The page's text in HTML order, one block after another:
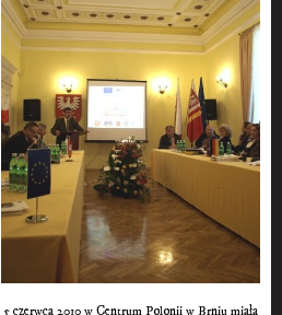
5 czerwca 2010 w Centrum Polonii w Brniu miała